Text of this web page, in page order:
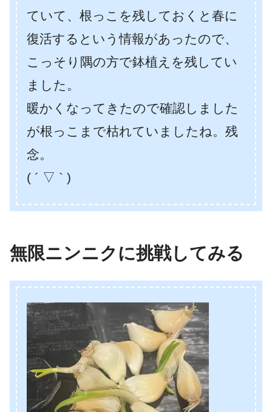
ていて、根っこを残しておくと春に
復活するという情報があったので、
こっそり隅の方で鉢植えを残してい
ました。
暖かくなってきたので確認しました
が根っこまで枯れていましたね。残
念。
( ´ ▽ ` )
無限ニンニクに挑戦してみる